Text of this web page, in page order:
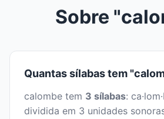
Sobre
Quantas sílabas tem
calombe tem 3 sílabas:
dividida em 3 unidades